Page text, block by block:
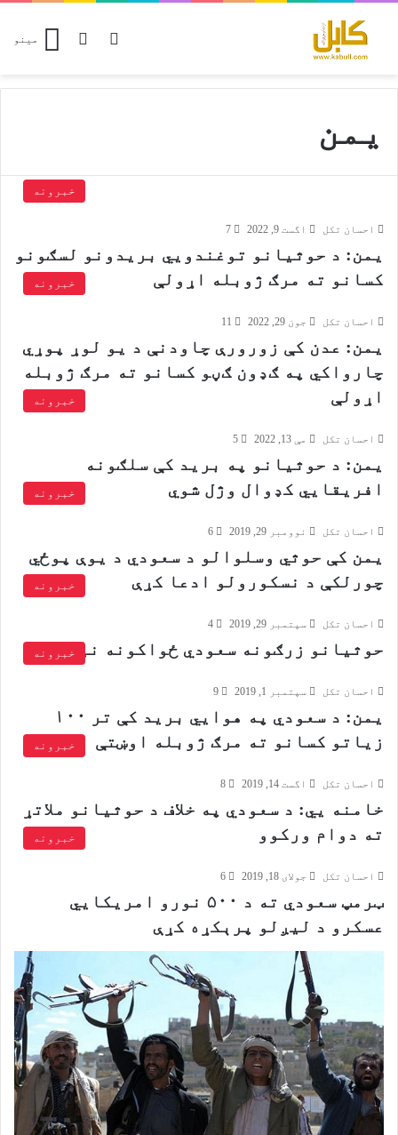
مینو Switch skin
یمن
خبرونه
احسان تکل اگست 9, 2022 7
یمن: د حوثیانو توغندویي بریدونو لسګونو
کسانو ته مرګ ژوبله اړولې
خبرونه
احسان تکل جون 29, 2022 11
یمن: عدن کې زورورې چاودنې د یو لوړ پوړي
چارواکي په ګډون ګڼو کسانو ته مرګ ژوبله
اړولې
خبرونه
احسان تکل مې 13, 2022 5
یمن: د حوثیانو په برید کې سلګونه
افریقایي کډوال وژل شوي
خبرونه
احسان تکل نوومبر 29, 2019 6
يمن کې حوثي وسلوالو د سعودي د يوې پوځي
چورلکې د نسکورولو ادعا کړې
خبرونه
احسان تکل سپتمبر 29, 2019 4
حوثیانو زرګونه سعودي ځواکونه نیوليخبرونه
احسان تکل سپتمبر 1, 2019 9
یمن: د سعودي په هوایي برید کې تر ۱۰۰
زیاتو کسانو ته مرګ ژوبله اوښتې
خبرونه
احسان تکل اگست 14, 2019 8
خامنه یي: د سعودي په خلاف د حوثیانو ملاتړ
ته دوام ورکوو
خبرونه
احسان تکل جولای 18, 2019 6
ټرمپ سعودي ته د ۵۰۰ نورو امریکایي
عسکرو د لیږلو پرېکړه کړې